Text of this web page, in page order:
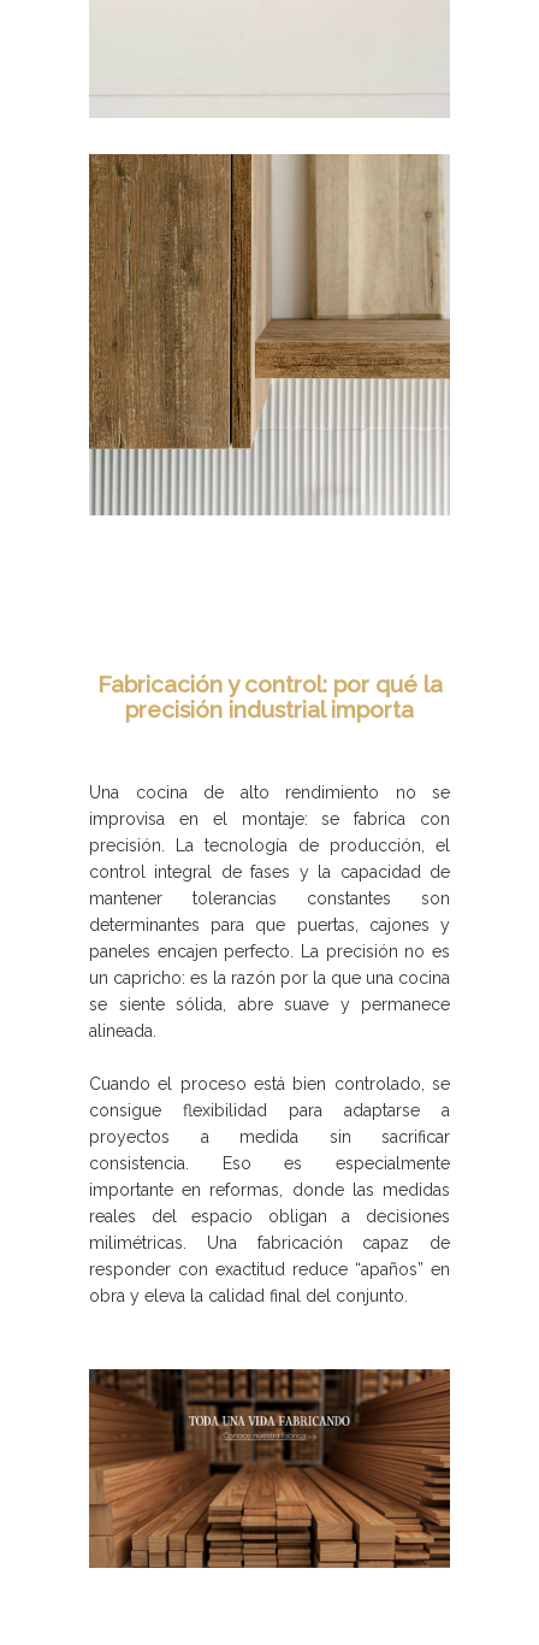
Fabricación y control: por qué la
precisión industrial importa
Una cocina de alto rendimiento no se
improvisa en el montaje: se fabrica con
precisión. La tecnología de producción, el
control integral de fases y la capacidad de
mantener tolerancias constantes son
determinantes para que puertas, cajones y
paneles encajen perfecto. La precisión no es
un capricho: es la razón por la que una cocina
se siente sólida, abre suave y permanece
alineada.
Cuando el proceso está bien controlado, se
consigue flexibilidad para adaptarse a
proyectos a medida sin sacrificar
consistencia. Eso es especialmente
importante en reformas, donde las medidas
reales del espacio obligan a decisiones
milimétricas. Una fabricación capaz de
responder con exactitud reduce “apaños” en
obra y eleva la calidad final del conjunto.